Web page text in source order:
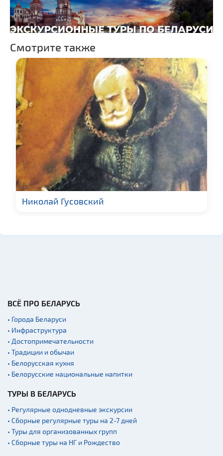
Смотрите также
Николай Гусовский
ВСЁ ПРО БЕЛАРУСЬ
• Города Беларуси
• Инфраструктура
• Достопримечательности
• Традиции и обычаи
• Белорусская кухня
• Белорусские национальные напитки
ТУРЫ В БЕЛАРУСЬ
• Регулярные однодневные экскурсии
• Сборные регулярные туры на 2-7 дней
• Туры для организованных групп
• Сборные туры на НГ и Рождество